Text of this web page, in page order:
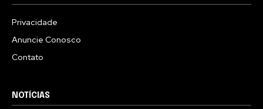
Privacidade
Anuncie Conosco
Contato
NOTÍCIAS